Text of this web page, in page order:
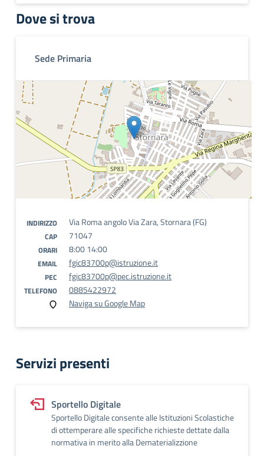
Dove si trova
Sede Primaria
INDIRIZZO Via Roma angolo Via Zara, Stornara (FG)
CAP 71047
ORARI 8:00 14:00
EMAIL fgic83700p@istruzione.it
PEC fgic83700p@pec.istruzione.it
TELEFONO
0885422972
Naviga su Google Map
Servizi presenti
Sportello Digitale
Sportello Digitale consente alle Istituzioni Scolastiche
di ottemperare alle specifiche richieste dettate dalla
normativa in merito alla Dematerializzione